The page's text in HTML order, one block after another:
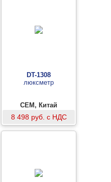
DT-1308
люксметр
CEM, Китай
8 498 руб. с НДС